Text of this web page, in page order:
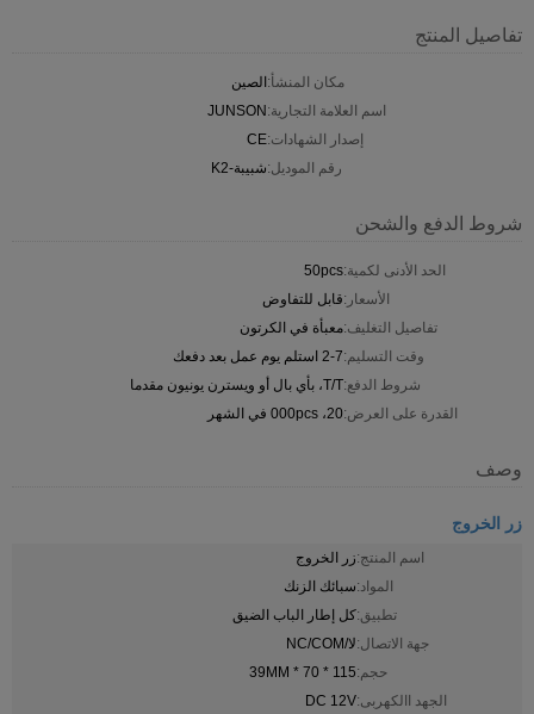
تفاصيل المنتج
مكان المنشأ:الصين
اسم العلامة التجارية:JUNSON
إصدار الشهادات:CE
رقم الموديل:شبيبة-K2
شروط الدفع والشحن
الحد الأدنى لكمية:50pcs
الأسعار:قابل للتفاوض
تفاصيل التغليف:معبأة في الكرتون
وقت التسليم:2-7 استلم يوم عمل بعد دفعك
شروط الدفع:T/T، بأي بال أو ويسترن يونيون مقدما
القدرة على العرض:20، 000pcs في الشهر
وصف
زر الخروج
اسم المنتج:زر الخروج
المواد:سبائك الزنك
تطبيق:كل إطار الباب الضيق
جهة الاتصال:لا/NC/COM
حجم:115 * 70 * 39MM
الجهد االكهربى:DC 12V